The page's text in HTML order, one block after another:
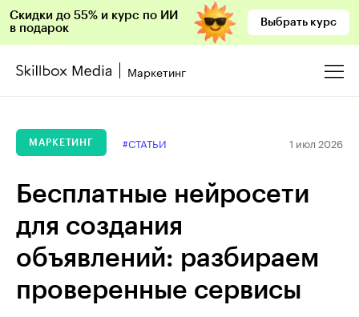
Скидки до 55% и курс по ИИ
в подарок
Выбрать курс
Маркетинг
МАРКЕТИНГ #СТАТЬИ 1 июл 2026
Бесплатные нейросети
для создания
объявлений: разбираем
проверенные сервисы